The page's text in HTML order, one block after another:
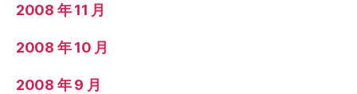
2008 年 11 月
2008 年 10 月
2008 年 9 月